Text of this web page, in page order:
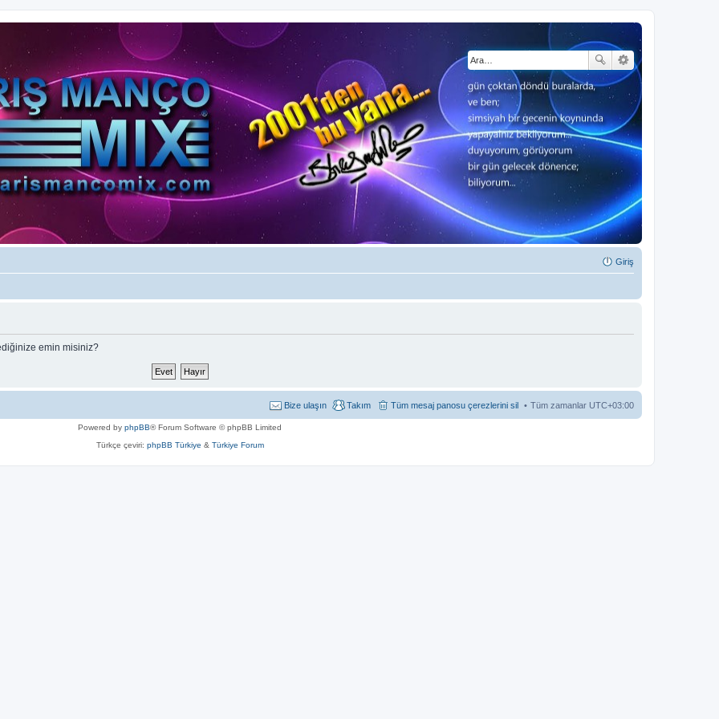
Giriş
emin misiniz?
Tüm zamanlar UTC+03:00
Tüm mesaj panosu çerezlerini sil
Takım
Bize ulaşın
Powered by phpBB® Forum Software © phpBB Limited
Türkçe çeviri: phpBB Türkiye & Türkiye Forum